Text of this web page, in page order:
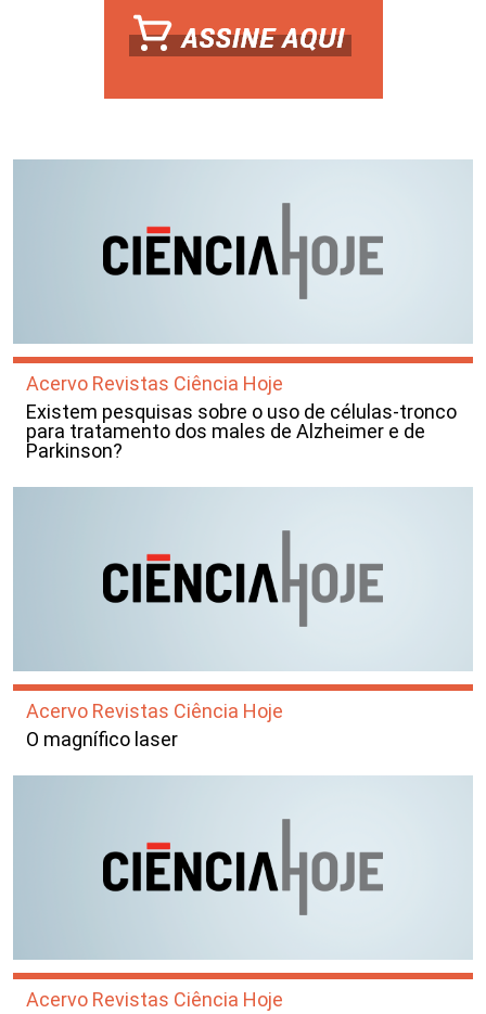
Acervo Revistas Ciência Hoje
Existem pesquisas sobre o uso de células-tronco
para tratamento dos males de Alzheimer e de
Parkinson?
Acervo Revistas Ciência Hoje
O magnífico laser
Acervo Revistas Ciência Hoje